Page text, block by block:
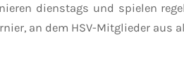
dienstags und spielen
an dem HSV-Mitglieder aus